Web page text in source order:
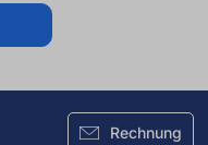
Rechnung